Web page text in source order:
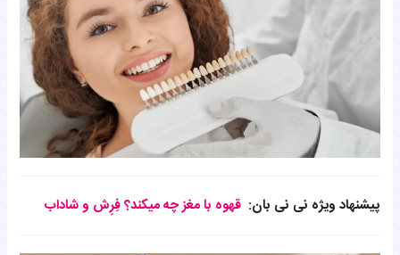
پیشنهاد ویژه نی نی بان: قهوه با مغز چه میکند؟ فِرِش و شاداب